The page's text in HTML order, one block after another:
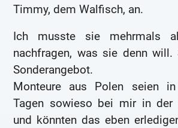
Timmy, dem Walfisch, an.
Ich musste sie mehrmals
nachfragen, was sie denn will.
Sonderangebot.
Monteure aus Polen seien
Tagen sowieso bei mir in der
und könnten das eben